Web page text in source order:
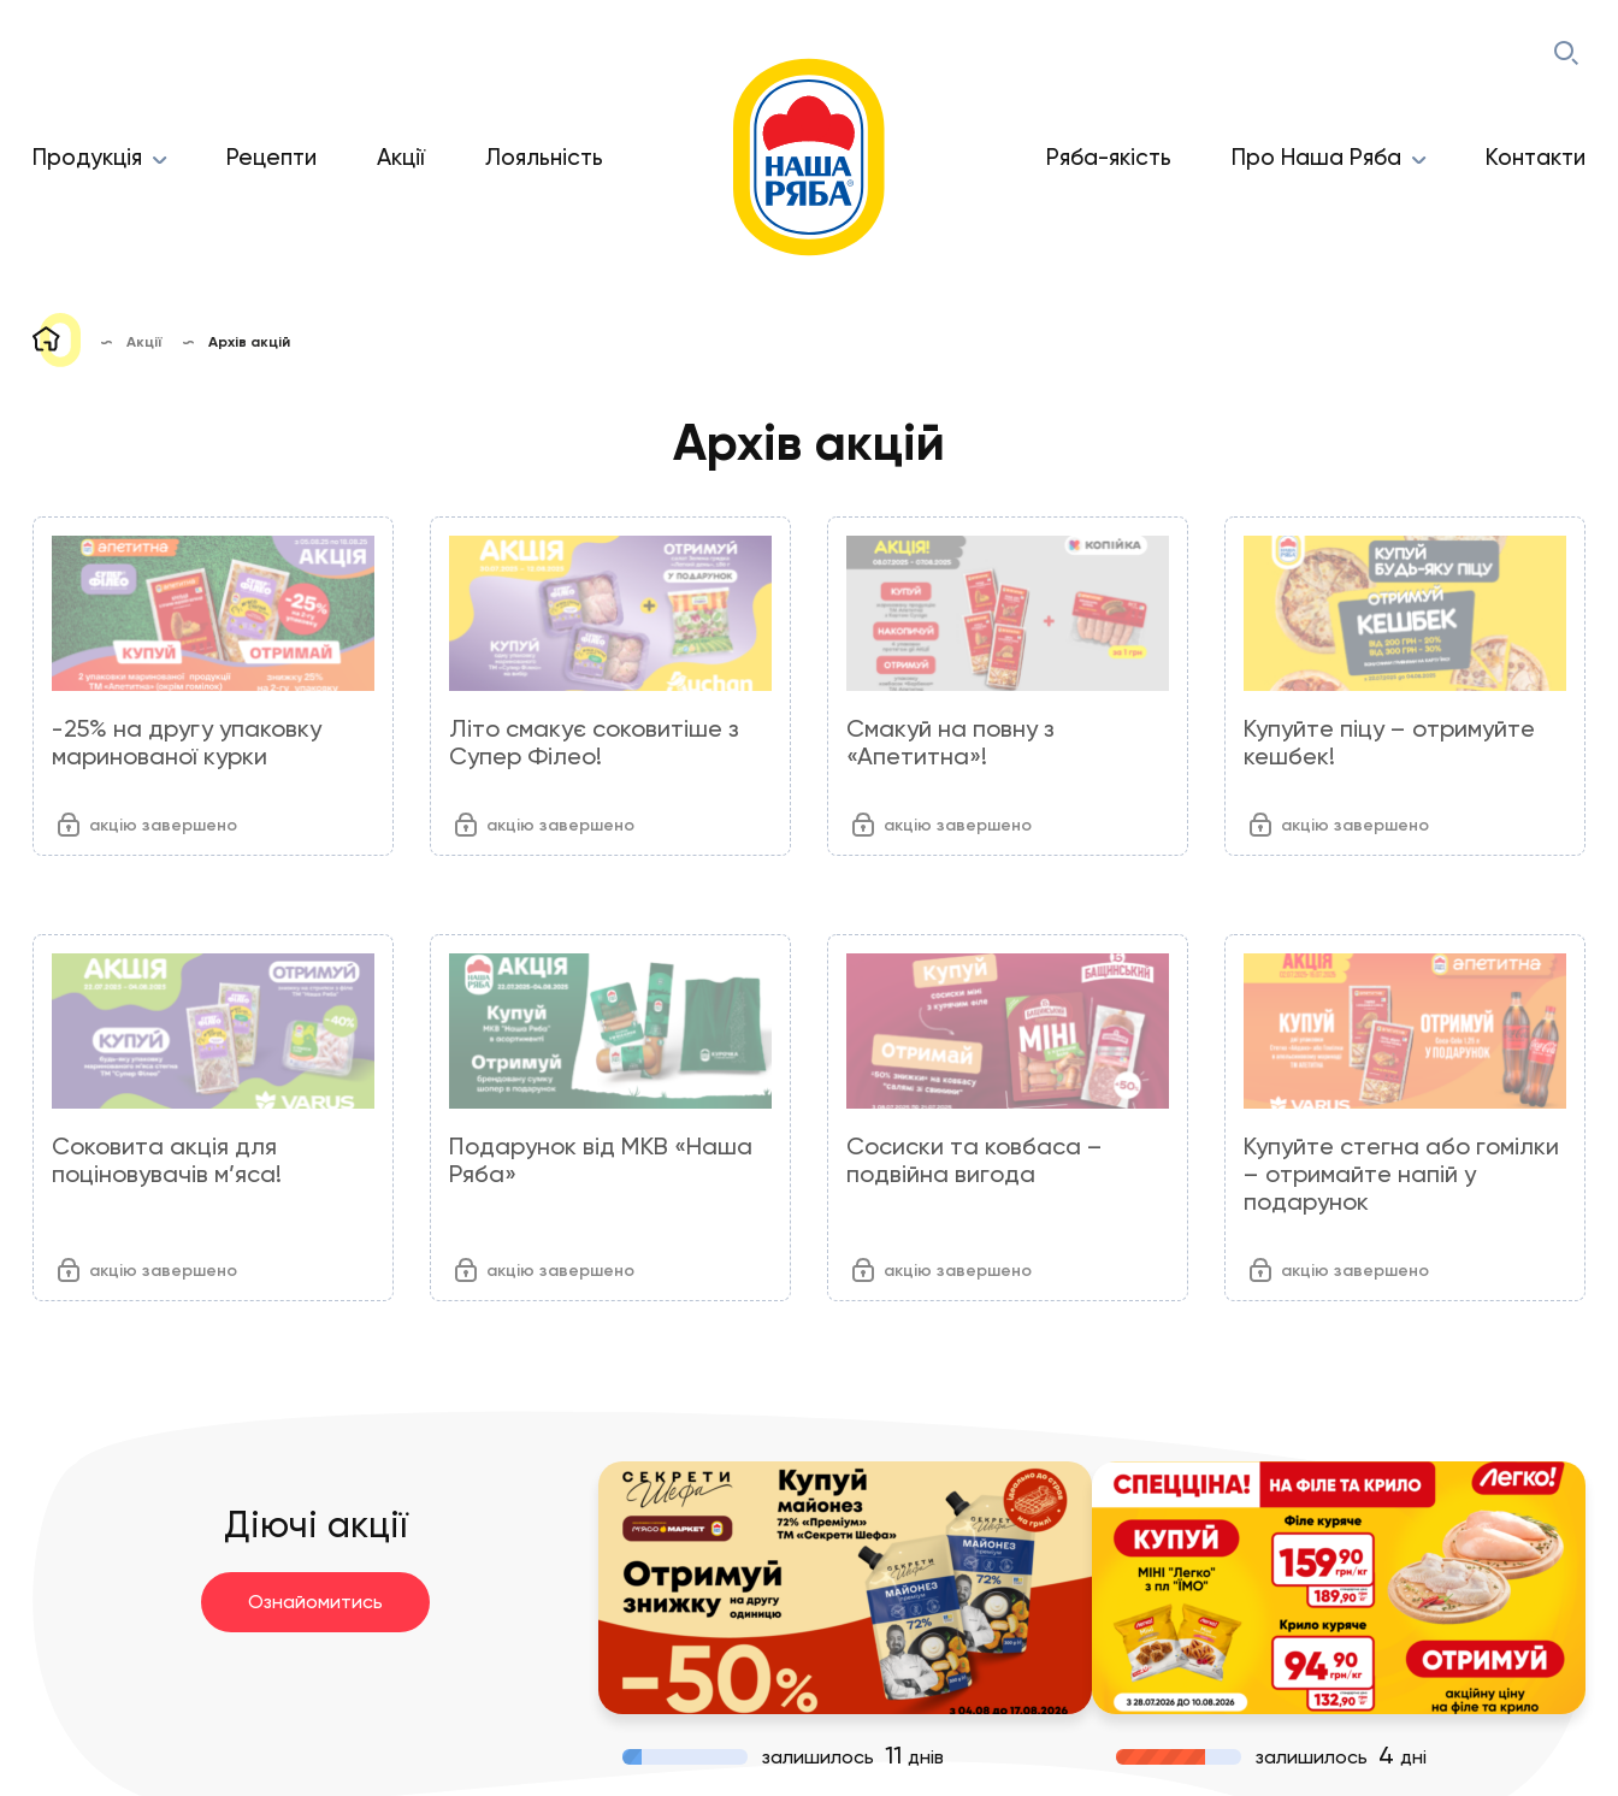
Продукція Рецепти Акції Лояльність Ряба-якість Про Наша Ряба Контакти
Акції Архів акцій
Архів акцій
-25% на другу упаковку
маринованої курки
акцію завершено
Літо смакує соковитіше з
Супер Філео!
акцію завершено
Смакуй на повну з
«Апетитна»!
акцію завершено
Купуйте піцу – отримуйте
кешбек!
акцію завершено
Соковита акція для
поціновувачів м’яса!
акцію завершено
Подарунок від МКВ «Наша
Ряба»
акцію завершено
Сосиски та ковбаса –
подвійна вигода
акцію завершено
Купуйте стегна або гомілки
– отримайте напій у
подарунок
акцію завершено
Діючі акції
Ознайомитись
залишилось 11 днів залишилось 4 дні